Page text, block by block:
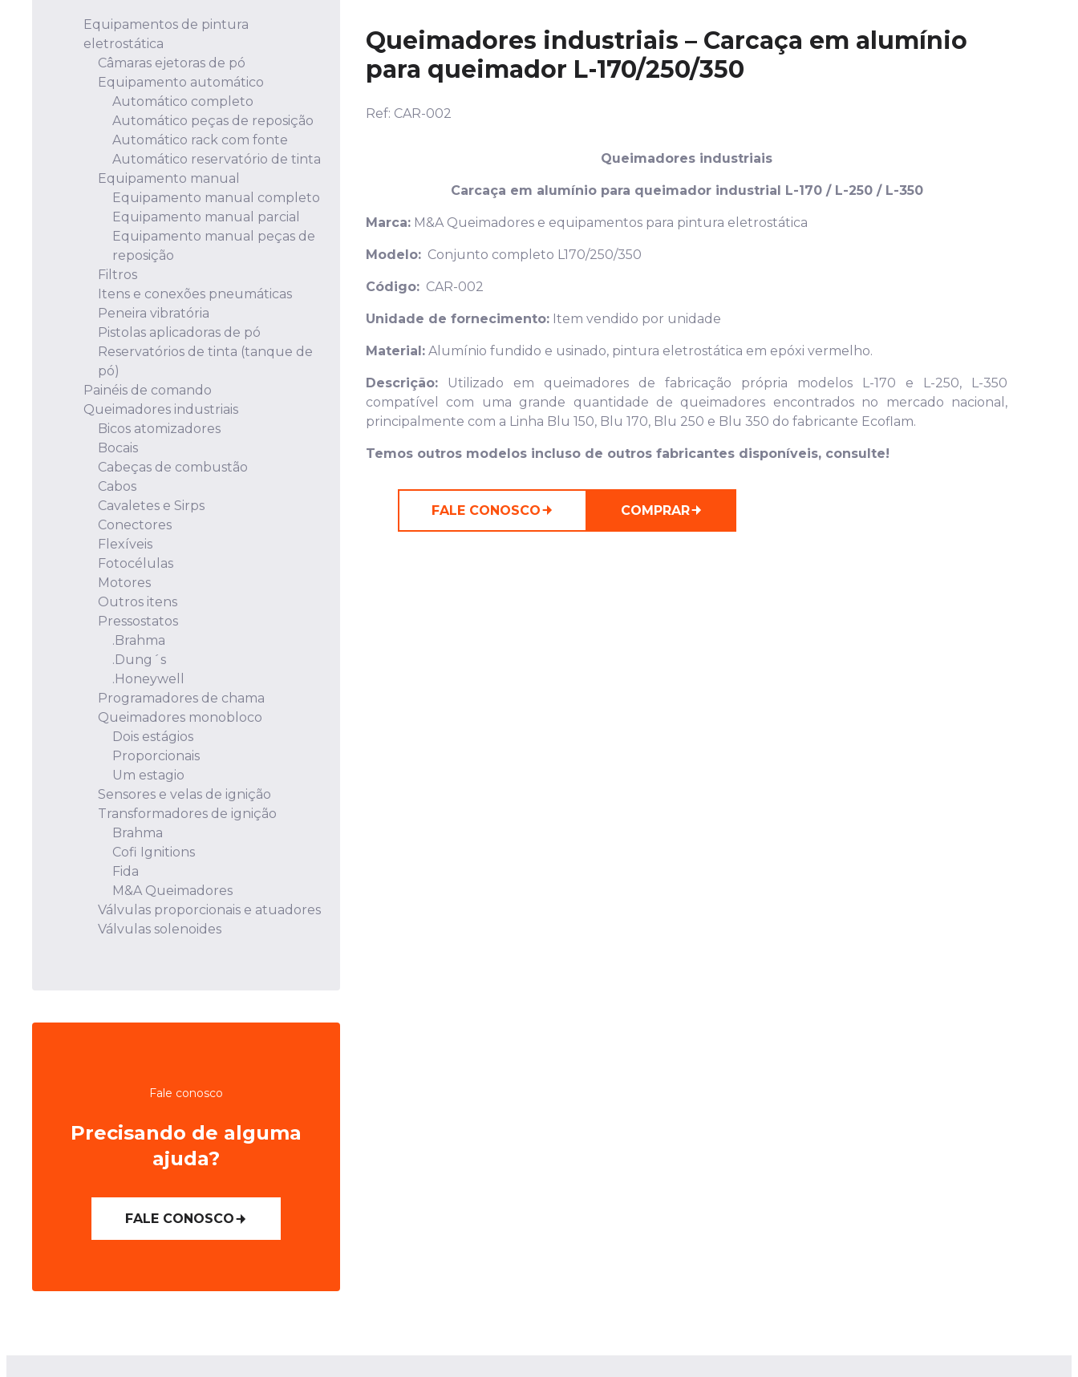
Equipamentos de pintura
eletrostática
Câmaras ejetoras de pó
Equipamento automático
Automático completo
Automático peças de reposição
Automático rack com fonte
Automático reservatório de tinta
Equipamento manual
Equipamento manual completo
Equipamento manual parcial
Equipamento manual peças de
reposição
Filtros
Itens e conexões pneumáticas
Peneira vibratória
Pistolas aplicadoras de pó
Reservatórios de tinta (tanque de
pó)
Painéis de comando
Queimadores industriais
Bicos atomizadores
Bocais
Cabeças de combustão
Cabos
Cavaletes e Sirps
Conectores
Flexíveis
Fotocélulas
Motores
Outros itens
Pressostatos
.Brahma
.Dung´s
.Honeywell
Programadores de chama
Queimadores monobloco
Dois estágios
Proporcionais
Um estagio
Sensores e velas de ignição
Transformadores de ignição
Brahma
Cofi Ignitions
Fida
M&A Queimadores
Válvulas proporcionais e atuadores
Válvulas solenoides
Fale conosco
Precisando de alguma
ajuda?
FALE CONOSCO
Queimadores industriais – Carcaça em alumínio
para queimador L-170/250/350
Ref: CAR-002
Queimadores industriais
Carcaça em alumínio para queimador industrial L-170 / L-250 / L-350
Marca: M&A Queimadores e equipamentos para pintura eletrostática
Modelo: Conjunto completo L170/250/350
Código: CAR-002
Unidade de fornecimento: Item vendido por unidade
Material: Alumínio fundido e usinado, pintura eletrostática em epóxi vermelho.
Descrição: Utilizado em queimadores de fabricação própria modelos L-170 e L-250, L-350
compatível com uma grande quantidade de queimadores encontrados no mercado nacional,
principalmente com a Linha Blu 150, Blu 170, Blu 250 e Blu 350 do fabricante Ecoflam.
Temos outros modelos incluso de outros fabricantes disponíveis, consulte!
FALE CONOSCO COMPRAR